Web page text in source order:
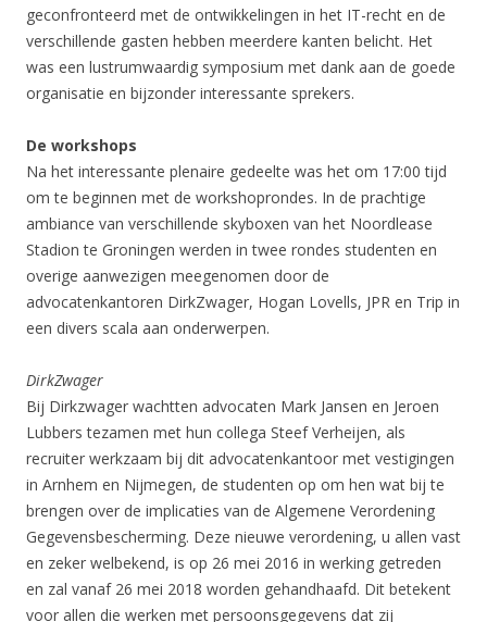
geconfronteerd met de ontwikkelingen in het IT-recht en de
verschillende gasten hebben meerdere kanten belicht. Het
was een lustrumwaardig symposium met dank aan de goede
organisatie en bijzonder interessante sprekers.
De workshops
Na het interessante plenaire gedeelte was het om 17:00 tijd
om te beginnen met de workshoprondes. In de prachtige
ambiance van verschillende skyboxen van het Noordlease
Stadion te Groningen werden in twee rondes studenten en
overige aanwezigen meegenomen door de
advocatenkantoren DirkZwager, Hogan Lovells, JPR en Trip in
een divers scala aan onderwerpen.
DirkZwager
Bij Dirkzwager wachtten advocaten Mark Jansen en Jeroen
Lubbers tezamen met hun collega Steef Verheijen, als
recruiter werkzaam bij dit advocatenkantoor met vestigingen
in Arnhem en Nijmegen, de studenten op om hen wat bij te
brengen over de implicaties van de Algemene Verordening
Gegevensbescherming. Deze nieuwe verordening, u allen vast
en zeker welbekend, is op 26 mei 2016 in werking getreden
en zal vanaf 26 mei 2018 worden gehandhaafd. Dit betekent
voor allen die werken met persoonsgegevens dat zij